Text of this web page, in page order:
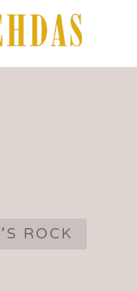
ROCK